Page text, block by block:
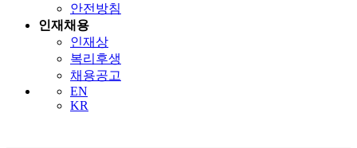
안전방침
인재채용
인재상
복리후생
채용공고
EN
KR